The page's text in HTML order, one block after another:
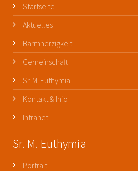
Startseite
Aktuelles
Barmherzigkeit
Gemeinschaft
Sr. M. Euthymia
Kontakt & Info
Intranet
Sr. M. Euthymia
Portrait